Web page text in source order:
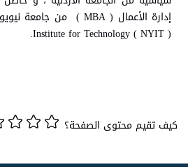
Institute for Technology ( NYIT ).
كيف تقيم محتوى الصفحة؟